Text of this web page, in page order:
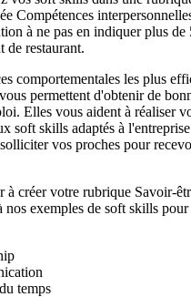
Compétences
à ne pas en indiquer plus de
de restaurant.
comportementales les plus
permettent d'obtenir de
Elles vous aident à réaliser
soft skills adaptés à
vos proches pour
à créer votre rubrique Savoir-
exemples de soft skills pour
temps